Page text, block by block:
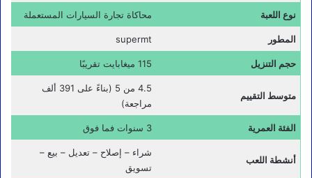
نوع اللعبة محاكاة تجارة السيارات المستعملة
المطور supermt
حجم التنزيل 115 ميغابايت تقريبًا
متوسط التقييم
4.5 من 5 (بناءً على 391 ألف
مراجعة)
الفئة العمرية 3 سنوات فما فوق
أنشطة اللعب
شراء – إصلاح – تعديل – بيع –
تسويق